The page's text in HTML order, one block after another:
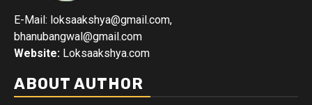
E-Mail: loksaakshya@gmail.com,
bhanubangwal@gmail.com
Website: Loksaakshya.com
ABOUT AUTHOR